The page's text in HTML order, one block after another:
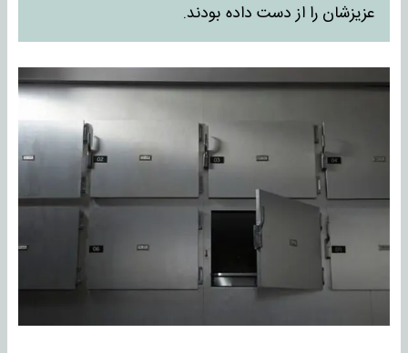
عزیزشان را از دست داده بودند.